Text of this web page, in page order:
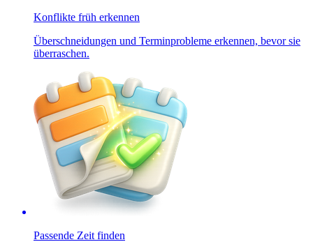
Konflikte früh erkennen
Überschneidungen und Terminprobleme erkennen, bevor sie
überraschen.
Passende Zeit finden